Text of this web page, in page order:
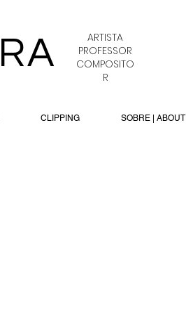
RA
ARTISTA
PROFESSOR
COMPOSITO
R
CLIPPING SOBRE | ABOUT